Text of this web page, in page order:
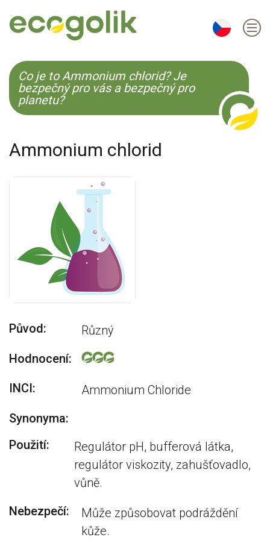
EN ES KO
Co je to Ammonium chlorid? Je
bezpečný pro vás a bezpečný pro
planetu?
Ammonium chlorid
Původ:
Různý
Hodnocení:
INCI:
Ammonium Chloride
Synonyma:
Použití:
Regulátor pH, bufferová látka,
regulátor viskozity, zahušťovadlo,
vůně.
Nebezpečí:
Může způsobovat podráždění
kůže.